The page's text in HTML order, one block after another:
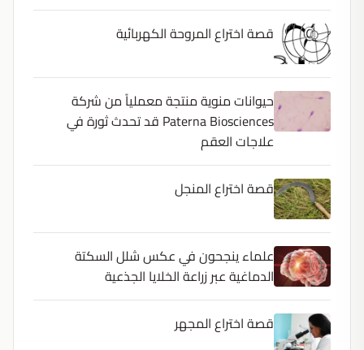
قصة اختراع المروحة الكهربائية
حيوانات منوية منتجة معملياً من شركة
Paterna Biosciences قد تحدث ثورة في
علاجات العقم
قصة اختراع المنجل
علماء ينجحون في عكس شلل السكتة
الدماغية عبر زراعة الخلايا الجذعية
قصة اختراع المجهر